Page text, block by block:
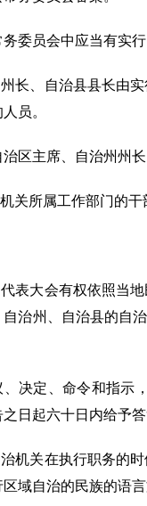
委员会中应当有实
长、自治县县长由
员。
区主席、自治州州
关所属工作部门的
表大会有权依照当
治州、自治县的自
决定、命令和指示
日起六十日内给予
机关在执行职务的
域自治的民族的语